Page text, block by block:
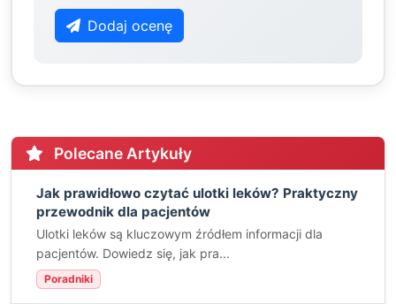
Dodaj ocenę
Polecane Artykuły
Jak prawidłowo czytać ulotki leków? Praktyczny
przewodnik dla pacjentów
Ulotki leków są kluczowym źródłem informacji dla
pacjentów. Dowiedz się, jak pra...
Poradniki